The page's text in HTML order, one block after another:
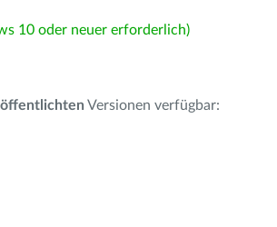
10 oder neuer erforderlich)
Versionen verfügbar: